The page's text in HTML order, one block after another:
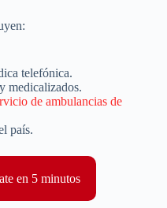
telefónica.
medicalizados.
de ambulancias de
país.
en 5 minutos